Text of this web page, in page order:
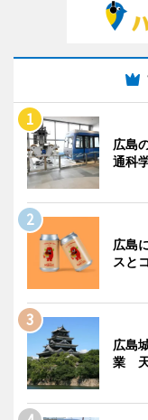
広島
通科
広島
スと
広島
業 天